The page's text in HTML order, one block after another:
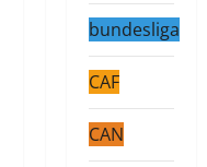
bundesliga
CAF
CAN